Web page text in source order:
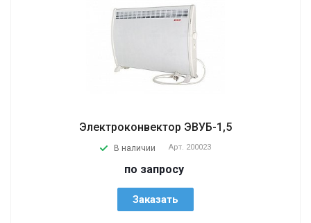
Электроконвектор ЭВУБ-1,5
В наличии Арт. 200023
по запросу
Заказать